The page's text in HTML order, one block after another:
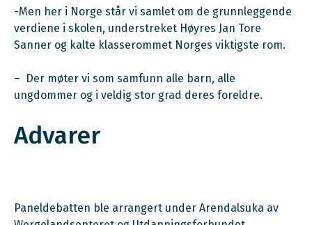
-Men her i Norge står vi samlet om de grunnleggende
verdiene i skolen, understreket Høyres Jan Tore
Sanner og kalte klasserommet Norges viktigste rom.
– Der møter vi som samfunn alle barn, alle
ungdommer og i veldig stor grad deres foreldre.
Advarer
Paneldebatten ble arrangert under Arendalsuka av